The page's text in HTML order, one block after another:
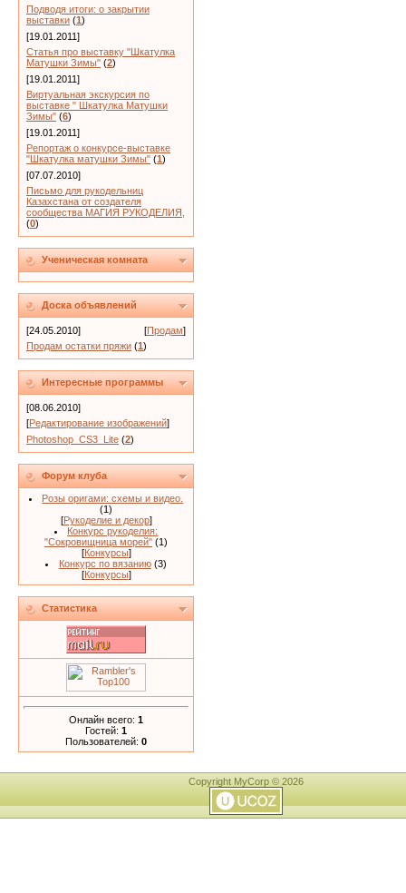
Подводя итоги: о закрытии
выставки (1)
[19.01.2011]
Статья про выставку "Шкатулка
Матушки Зимы" (2)
[19.01.2011]
Виртуальная экскурсия по
выставке " Шкатулка Матушки
Зимы" (6)
[19.01.2011]
Репортаж о конкурсе-выставке
"Шкатулка матушки Зимы" (1)
[07.07.2010]
Письмо для рукодельниц
Казахстана от создателя
сообщества МАГИЯ РУКОДЕЛИЯ,
(0)
Ученическая комната
Доска объявлений
[24.05.2010] [Продам]
Продам остатки пряжи (1)
Интересные программы
[08.06.2010]
[Редактирование изображений]
Photoshop_CS3_Lite (2)
Форум клуба
Розы оригами: схемы и видео.
(1)
[Рукоделие и декор]
Конкурс рукоделия:
"Сокровищница морей" (1)
[Конкурсы]
Конкурс по вязанию (3)
[Конкурсы]
Статистика
Онлайн всего: 1
Гостей: 1
Пользователей: 0
Copyright MyCorp © 2026